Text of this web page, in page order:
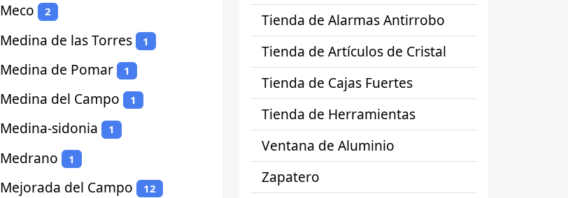
Meco 2
Medina de las Torres 1
Medina de Pomar 1
Medina del Campo 1
Medina-sidonia 1
Medrano 1
Mejorada del Campo 12
Tienda de Alarmas Antirrobo
Tienda de Artículos de Cristal
Tienda de Cajas Fuertes
Tienda de Herramientas
Ventana de Aluminio
Zapatero